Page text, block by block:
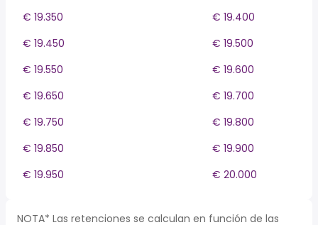
€ 19.350
€ 19.400
€ 19.450
€ 19.500
€ 19.550
€ 19.600
€ 19.650
€ 19.700
€ 19.750
€ 19.800
€ 19.850
€ 19.900
€ 19.950
€ 20.000
NOTA* Las retenciones se calculan en función de las